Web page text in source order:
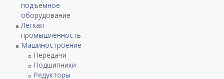
подъемное
оборудование
Легкая
промышленность
Машиностроение
Передачи
Подшипники
Редукторы